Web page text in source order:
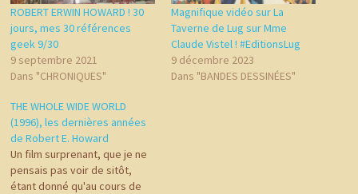
ROBERT ERWIN HOWARD ! 30
jours, mes 30 références
geek 9/30
9 septembre 2021
Dans "CHRONIQUES"
Magnifique vidéo sur La
Taverne de Lug sur Mme
Claude Vistel ! #EditionsLug
9 décembre 2023
Dans "BANDES DESSINÉES"
THE WHOLE WIDE WORLD
(1996), les dernières années
de Robert E. Howard
Un film surprenant, que je ne
pensais pas voir de sitôt,
étant donné qu'au cours de